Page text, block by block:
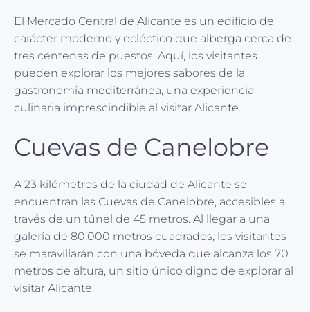
El Mercado Central de Alicante es un edificio de
carácter moderno y ecléctico que alberga cerca de
tres centenas de puestos. Aquí, los visitantes
pueden explorar los mejores sabores de la
gastronomía mediterránea, una experiencia
culinaria imprescindible al visitar Alicante.
Cuevas de Canelobre
A 23 kilómetros de la ciudad de Alicante se
encuentran las Cuevas de Canelobre, accesibles a
través de un túnel de 45 metros. Al llegar a una
galería de 80.000 metros cuadrados, los visitantes
se maravillarán con una bóveda que alcanza los 70
metros de altura, un sitio único digno de explorar al
visitar Alicante.